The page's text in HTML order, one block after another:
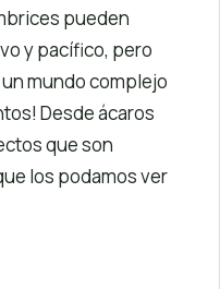
pueden
y pacífico, pero
mundo complejo
Desde ácaros
que son
los podamos ver